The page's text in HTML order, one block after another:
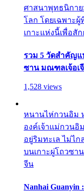
ศาสนาพุทธนิกา
โลก โดยเฉพาะ
เกาะแห่งนี้เพื่อสั
รวม 5 วัดสำคัญแ
ซาน มณฑลเจ้อเ
1,528 views
หนานไห่กวนอิม
องค์เจ้าแม่กวนอิ
อยู่ริมทะเล ไม่ไ
บนเกาะผู่โถวซา
จีน
Nanhai